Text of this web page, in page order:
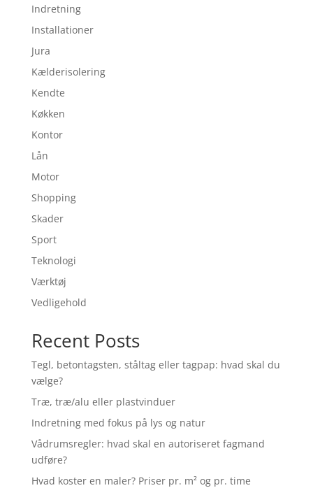
Indretning
Installationer
Jura
Kælderisolering
Kendte
Køkken
Kontor
Lån
Motor
Shopping
Skader
Sport
Teknologi
Værktøj
Vedligehold
Recent Posts
Tegl, betontagsten, ståltag eller tagpap: hvad skal du
vælge?
Træ, træ/alu eller plastvinduer
Indretning med fokus på lys og natur
Vådrumsregler: hvad skal en autoriseret fagmand
udføre?
Hvad koster en maler? Priser pr. m² og pr. time